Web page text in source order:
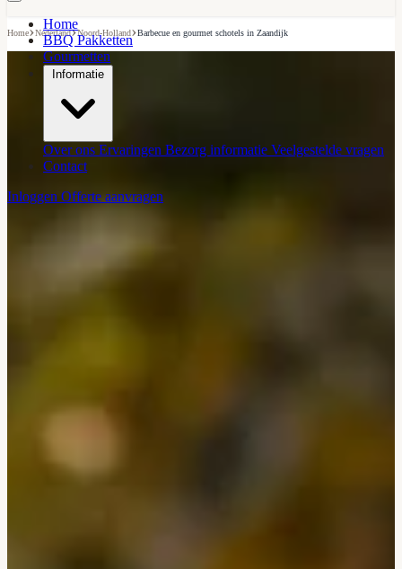
Home
BBQ Pakketten
Gourmetten
Informatie
Over ons Ervaringen Bezorg informatie Veelgestelde vragen
Contact
Inloggen Offerte aanvragen
Home›Nederland›Noord-Holland›Barbecue en gourmet schotels in Zaandijk